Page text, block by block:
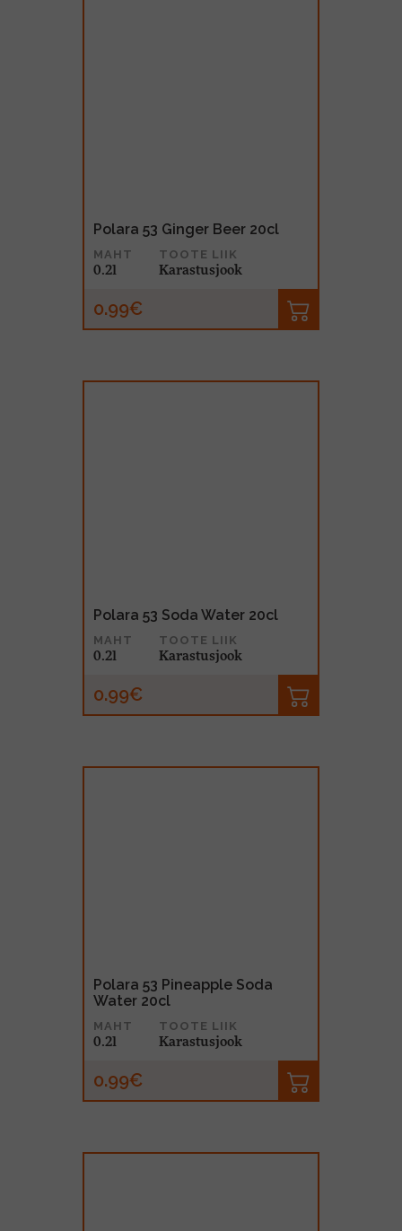
Polara 53 Ginger Beer 20cl
MAHT
0.2l
TOOTE LIIK
Karastusjook
0.99€
Polara 53 Soda Water 20cl
MAHT
0.2l
TOOTE LIIK
Karastusjook
0.99€
Polara 53 Pineapple Soda
Water 20cl
MAHT
0.2l
TOOTE LIIK
Karastusjook
0.99€